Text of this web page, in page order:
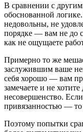
В сравнении с
обоснованной
недовольны, не
порядке — вам не до
как не ощущаете
Примерно то же
заслужившим ваше
себя хорошо — вам
замечаете и не
несовершенство.
привязанностью —
Поэтому попытки